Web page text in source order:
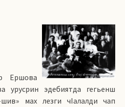
Ершова
урусрин эдебиятда гегьенш
мах лезги чIалалди чап